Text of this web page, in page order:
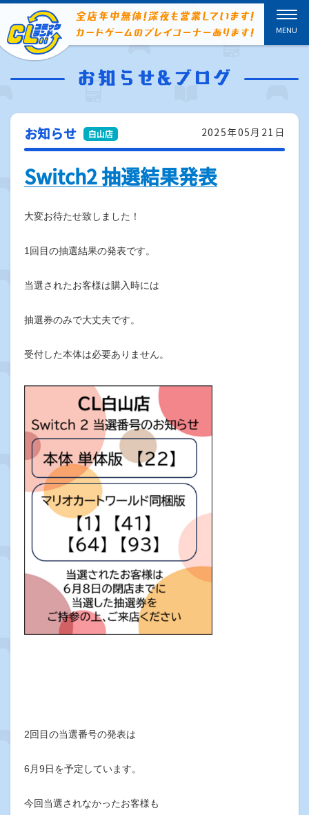
2025年05月21日
お知らせ
Switch2 抽選結果発表
大変お待たせ致しました！
1回目の抽選結果の発表です。
当選されたお客様は購入時には
抽選券のみで大丈夫です。
受付した本体は必要ありません。
2回目の当選番号の発表は
6月9日を予定しています。
今回当選されなかったお客様も